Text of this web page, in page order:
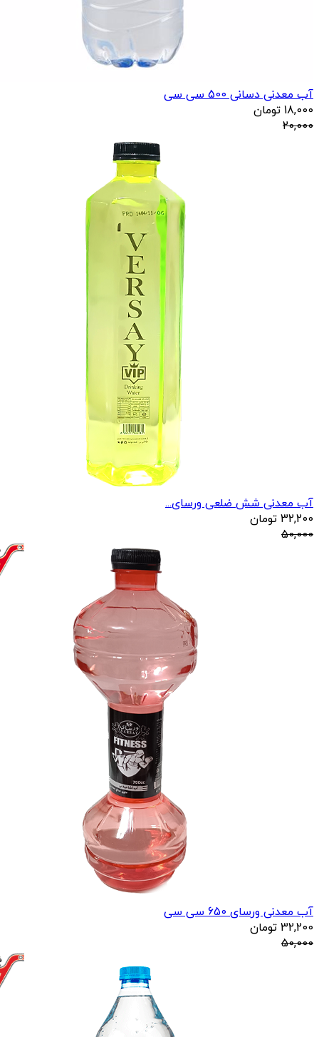
آب معدنی دسانی 500 سی سی
18,000 تومان
20,000
آب معدنی شش ضلعی ورسای...
32,200 تومان
50,000
آب معدنی ورسای 650 سی سی
32,200 تومان
50,000